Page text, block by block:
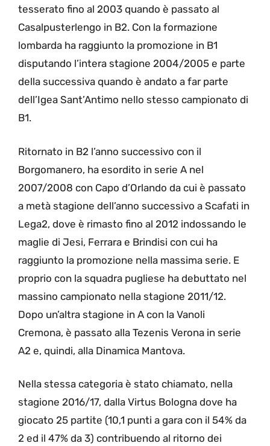
tesserato fino al 2003 quando è passato al
Casalpusterlengo in B2. Con la formazione
lombarda ha raggiunto la promozione in B1
disputando l’intera stagione 2004/2005 e parte
della successiva quando è andato a far parte
dell’Igea Sant’Antimo nello stesso campionato di
B1.
Ritornato in B2 l’anno successivo con il
Borgomanero, ha esordito in serie A nel
2007/2008 con Capo d’Orlando da cui è passato
a metà stagione dell’anno successivo a Scafati in
Lega2, dove è rimasto fino al 2012 indossando le
maglie di Jesi, Ferrara e Brindisi con cui ha
raggiunto la promozione nella massima serie. E
proprio con la squadra pugliese ha debuttato nel
massino campionato nella stagione 2011/12.
Dopo un’altra stagione in A con la Vanoli
Cremona, è passato alla Tezenis Verona in serie
A2 e, quindi, alla Dinamica Mantova.
Nella stessa categoria è stato chiamato, nella
stagione 2016/17, dalla Virtus Bologna dove ha
giocato 25 partite (10,1 punti a gara con il 54% da
2 ed il 47% da 3) contribuendo al ritorno dei